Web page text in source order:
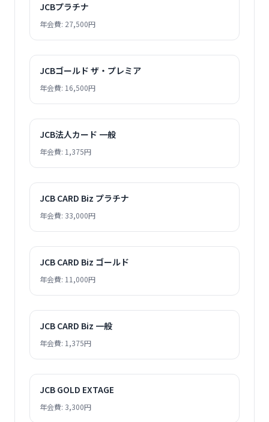
JCBプラチナ
年会費: 27,500円
JCBゴールド ザ・プレミア
年会費: 16,500円
JCB法人カード 一般
年会費: 1,375円
JCB CARD Biz プラチナ
年会費: 33,000円
JCB CARD Biz ゴールド
年会費: 11,000円
JCB CARD Biz 一般
年会費: 1,375円
JCB GOLD EXTAGE
年会費: 3,300円